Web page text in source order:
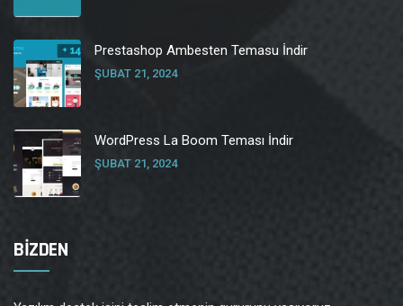
Prestashop Ambesten Temasu İndir
ŞUBAT 21, 2024
WordPress La Boom Teması İndir
ŞUBAT 21, 2024
BİZDEN